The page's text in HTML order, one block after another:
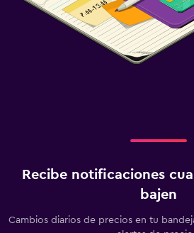
Recibe notificaciones
bajen
Cambios diarios de precios en tu